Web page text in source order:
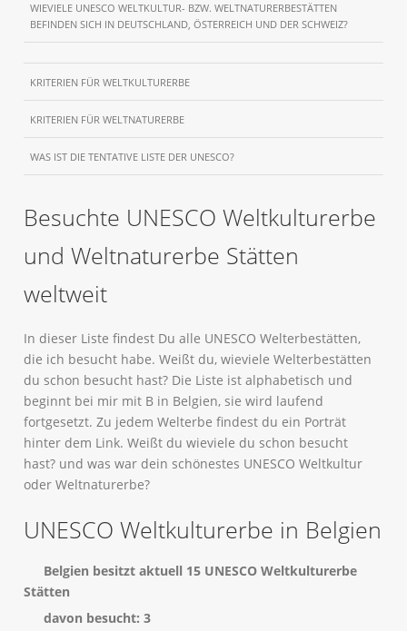
WIEVIELE UNESCO WELTKULTUR- BZW. WELTNATURERBESTÄTTEN
BEFINDEN SICH IN DEUTSCHLAND, ÖSTERREICH UND DER SCHWEIZ?
KRITERIEN FÜR WELTKULTURERBE
KRITERIEN FÜR WELTNATURERBE
WAS IST DIE TENTATIVE LISTE DER UNESCO?
Besuchte UNESCO Weltkulturerbe
und Weltnaturerbe Stätten
weltweit
In dieser Liste findest Du alle UNESCO Welterbestätten,
die ich besucht habe. Weißt du, wieviele Welterbestätten
du schon besucht hast? Die Liste ist alphabetisch und
beginnt bei mir mit B in Belgien, sie wird laufend
fortgesetzt. Zu jedem Welterbe findest du ein Porträt
hinter dem Link. Weißt du wieviele du schon besucht
hast? und was war dein schönestes UNESCO Weltkultur
oder Weltnaturerbe?
UNESCO Weltkulturerbe in Belgien
Belgien besitzt aktuell 15 UNESCO Weltkulturerbe
Stätten
davon besucht: 3